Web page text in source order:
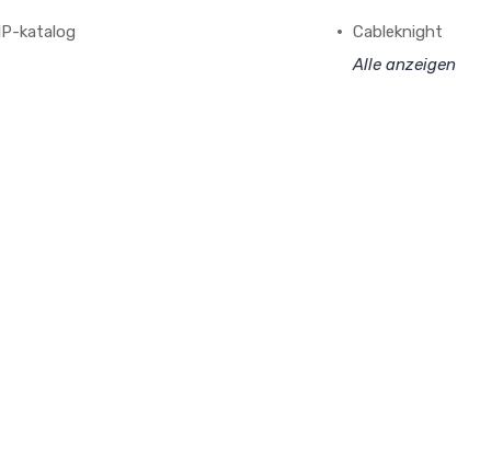
katalog
Cableknight
Alle anzeigen